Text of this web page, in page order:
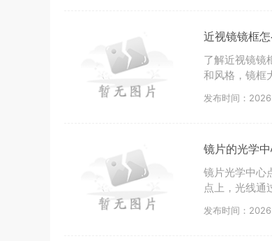
近视镜镜框
了解近视镜镜
和风格，镜框
发布时间：
镜片的光学
镜片光学中心
点上，光线通
发布时间：